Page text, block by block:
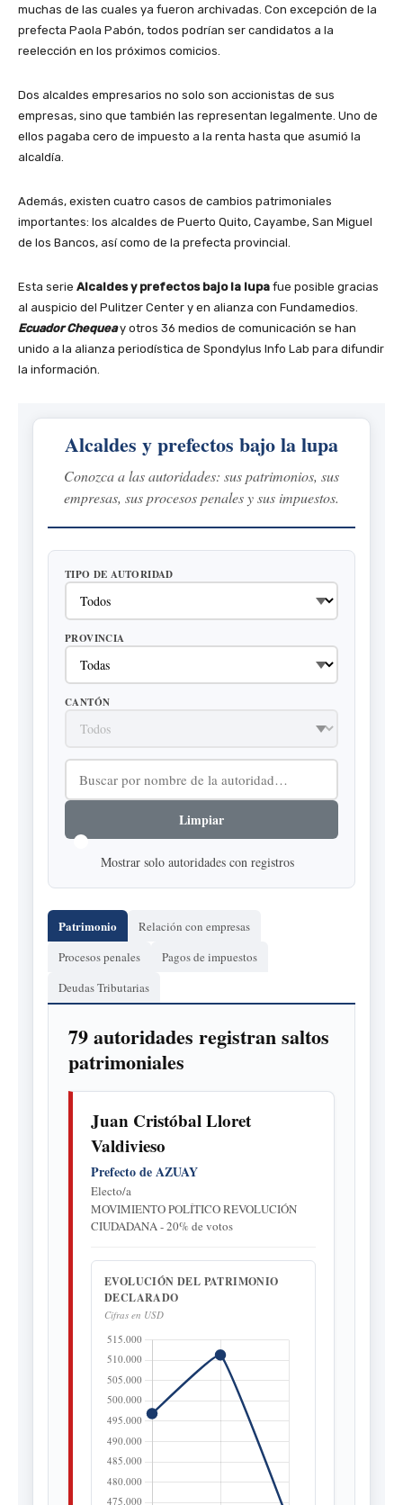
muchas de las cuales ya fueron archivadas. Con excepción de la
prefecta Paola Pabón, todos podrían ser candidatos a la
reelección en los próximos comicios.
Dos alcaldes empresarios no solo son accionistas de sus
empresas, sino que también las representan legalmente. Uno de
ellos pagaba cero de impuesto a la renta hasta que asumió la
alcaldía.
Además, existen cuatro casos de cambios patrimoniales
importantes: los alcaldes de Puerto Quito, Cayambe, San Miguel
de los Bancos, así como de la prefecta provincial.
Esta serie Alcaldes y prefectos bajo la lupa fue posible gracias
al auspicio del Pulitzer Center y en alianza con Fundamedios.
Ecuador Chequeay otros 36 medios de comunicación se han
unido a la alianza periodística de Spondylus Info Lab para difundir
la información.